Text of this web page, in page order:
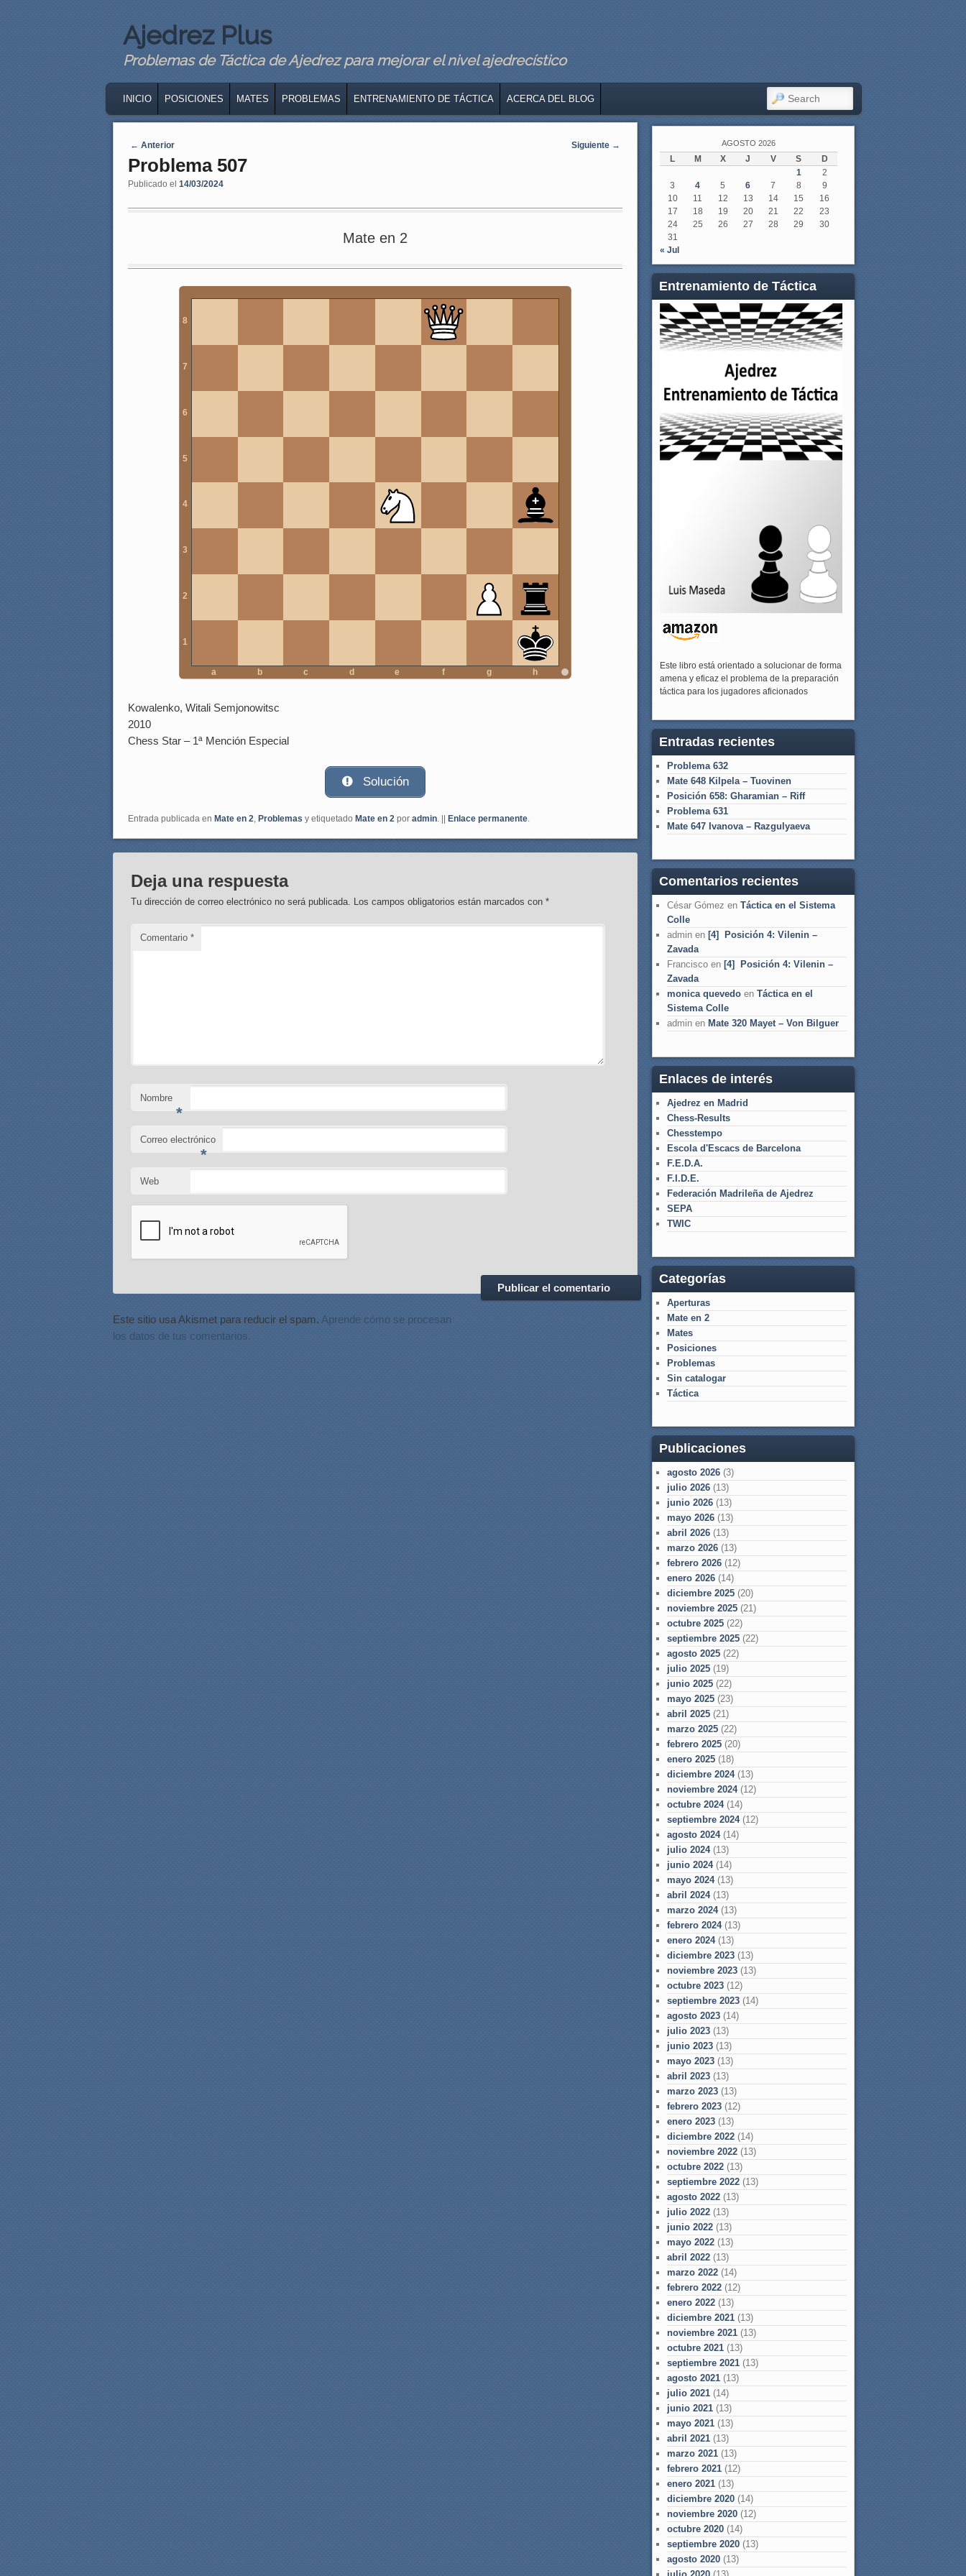
Ajedrez Plus
Problemas de Táctica de Ajedrez para mejorar el nivel ajedrecístico
SKIP TO PRIMARY CONTENT
SKIP TO SECONDARY CONTENT
INICIO POSICIONES MATES PROBLEMAS ENTRENAMIENTO DE TÁCTICA ACERCA DEL BLOG SEARCH
Navegaci�n de entradas
← Anterior Siguiente →
Problema 507
Publicado el 14/03/2024
Mate en 2
8
7
6
5
4
3
2
1
a b c d e f g h
Kowalenko, Witali Semjonowitsc
2010
Chess Star – 1ª Mención Especial
Solución
Entrada publicada en Mate en 2, Problemas y etiquetado Mate en 2 por admin. || Enlace permanente.
Deja una respuesta
Tu dirección de correo electrónico no será publicada. Los campos obligatorios están marcados con*
Comentario*
Nombre
*
Correo electrónico
*
Web
Este sitio usa Akismet para reducir el spam. Aprende cómo se procesan
los datos de tus comentarios.
AGOSTO 2026
L M X J V S
D
1
2
3
4 5 6 7 8
9
10
11 12 13 14 15
16
17
18 19 20 21 22
23
24
25 26 27 28 29
30
31
« Jul
Entrenamiento de Táctica
Este libro está orientado a solucionar de forma
amena y eficaz el problema de la preparación
táctica para los jugadores aficionados
Entradas recientes
Problema 632
Mate 648 Kilpela – Tuovinen
Posición 658: Gharamian – Riff
Problema 631
Mate 647 Ivanova – Razgulyaeva
Comentarios recientes
César Gómez en Táctica en el Sistema
Colle
admin en [4] Posición 4: Vilenin –
Zavada
Francisco en [4] Posición 4: Vilenin –
Zavada
monica quevedo en Táctica en el
Sistema Colle
admin en Mate 320 Mayet – Von Bilguer
Enlaces de interés
Ajedrez en Madrid
Chess-Results
Chesstempo
Escola d'Escacs de Barcelona
F.E.D.A.
F.I.D.E.
Federación Madrileña de Ajedrez
SEPA
TWIC
Categorías
Aperturas
Mate en 2
Mates
Posiciones
Problemas
Sin catalogar
Táctica
Publicaciones
agosto 2026 (3)
julio 2026 (13)
junio 2026 (13)
mayo 2026 (13)
abril 2026 (13)
marzo 2026 (13)
febrero 2026 (12)
enero 2026 (14)
diciembre 2025 (20)
noviembre 2025 (21)
octubre 2025 (22)
septiembre 2025 (22)
agosto 2025 (22)
julio 2025 (19)
junio 2025 (22)
mayo 2025 (23)
abril 2025 (21)
marzo 2025 (22)
febrero 2025 (20)
enero 2025 (18)
diciembre 2024(13)
noviembre 2024(12)
octubre 2024(14)
septiembre 2024(12)
agosto 2024(14)
julio 2024(13)
junio 2024(14)
mayo 2024(13)
abril 2024(13)
marzo 2024(13)
febrero 2024(13)
enero 2024(13)
diciembre 2023 (13)
noviembre 2023 (13)
octubre 2023 (12)
septiembre 2023 (14)
agosto 2023 (14)
julio 2023 (13)
junio 2023 (13)
mayo 2023 (13)
abril 2023 (13)
marzo 2023 (13)
febrero 2023 (12)
enero 2023 (13)
diciembre 2022 (14)
noviembre 2022 (13)
octubre 2022 (13)
septiembre 2022 (13)
agosto 2022 (13)
julio 2022 (13)
junio 2022 (13)
mayo 2022 (13)
abril 2022 (13)
marzo 2022 (14)
febrero 2022 (12)
enero 2022 (13)
diciembre 2021 (13)
noviembre 2021 (13)
octubre 2021 (13)
septiembre 2021 (13)
agosto 2021 (13)
julio 2021 (14)
junio 2021 (13)
mayo 2021 (13)
abril 2021 (13)
marzo 2021 (13)
febrero 2021 (12)
enero 2021 (13)
diciembre 2020 (14)
noviembre 2020 (12)
octubre 2020 (14)
septiembre 2020 (13)
agosto 2020 (13)